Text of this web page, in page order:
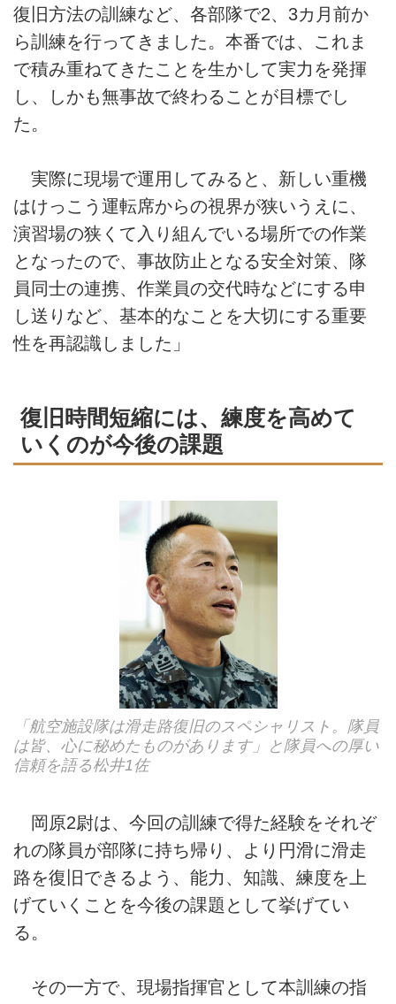
復旧方法の訓練など、各部隊で2、3カ月前か
ら訓練を行ってきました。本番では、これま
で積み重ねてきたことを生かして実力を発揮
し、しかも無事故で終わることが目標でし
た。
実際に現場で運用してみると、新しい重機
はけっこう運転席からの視界が狭いうえに、
演習場の狭くて入り組んでいる場所での作業
となったので、事故防止となる安全対策、隊
員同士の連携、作業員の交代時などにする申
し送りなど、基本的なことを大切にする重要
性を再認識しました」
復旧時間短縮には、練度を高めて
いくのが今後の課題
「航空施設隊は滑走路復旧のスペシャリスト。隊員
は皆、心に秘めたものがあります」と隊員への厚い
信頼を語る松井1佐
岡原2尉は、今回の訓練で得た経験をそれぞ
れの隊員が部隊に持ち帰り、より円滑に滑走
路を復旧できるよう、能力、知識、練度を上
げていくことを今後の課題として挙げてい
る。
その一方で、現場指揮官として本訓練の指